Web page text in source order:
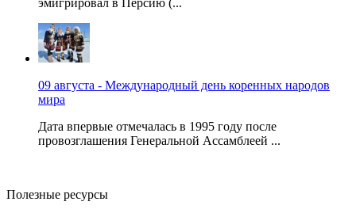
эмигрировал в Персию (...
09 августа - Международный день коренных народов
мира
Дата впервые отмечалась в 1995 году после
провозглашения Генеральной Ассамблеей ...
Полезные ресурсы